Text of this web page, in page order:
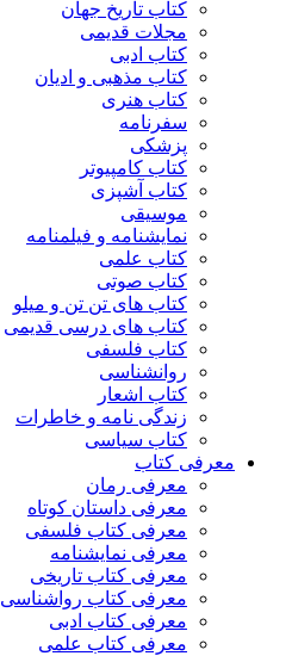
کتاب تاریخ جهان
مجلات قدیمی
کتاب ادبی
کتاب مذهبی و ادیان
کتاب هنری
سفرنامه
پزشکی
کتاب کامپیوتر
کتاب آشپزی
موسیقی
نمایشنامه و فیلمنامه
کتاب علمی
کتاب صوتی
کتاب های تن تن و میلو
کتاب های درسی قدیمی
کتاب فلسفی
روانشناسی
کتاب اشعار
زندگی نامه و خاطرات
کتاب سیاسی
معرفی کتاب
معرفی رمان
معرفی داستان کوتاه
معرفی کتاب فلسفی
معرفی نمایشنامه
معرفی کتاب تاریخی
معرفی کتاب رواشناسی
معرفی کتاب ادبی
معرفی کتاب علمی